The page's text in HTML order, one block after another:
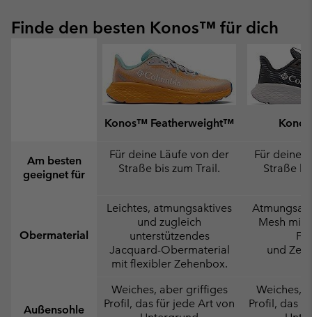
Finde den besten Konos™ für dich
Konos™ Featherweight™
Am besten
geeignet für
Für deine Läufe von der
Straße bis zum Trail.
Für deine
Straße
Obermaterial
Leichtes, atmungsaktives
und zugleich
unterstützendes
Jacquard-Obermaterial
mit flexibler Zehenbox.
Mesh mit
und
Außensohle
Weiches, aber griffiges
Profil, das für jede Art von
Weiches,
Profil, das